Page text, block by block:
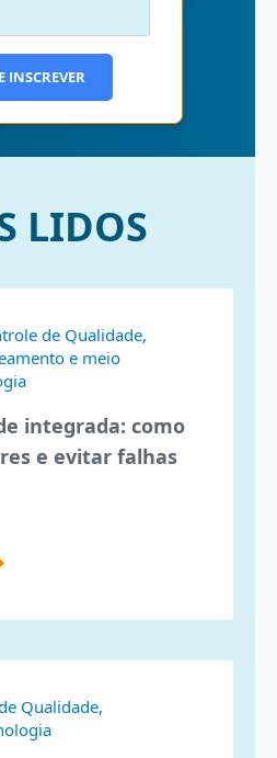
INSCREVER
LIDOS
de Qualidade,
e meio
integrada: como
e evitar falhas
Qualidade,